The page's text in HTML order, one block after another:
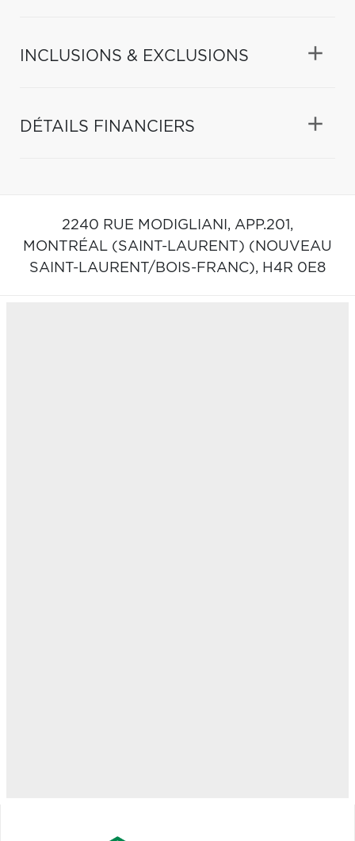
INCLUSIONS & EXCLUSIONS
DÉTAILS FINANCIERS
2240 RUE MODIGLIANI, APP.201,
MONTRÉAL (SAINT-LAURENT) (NOUVEAU
SAINT-LAURENT/BOIS-FRANC), H4R 0E8